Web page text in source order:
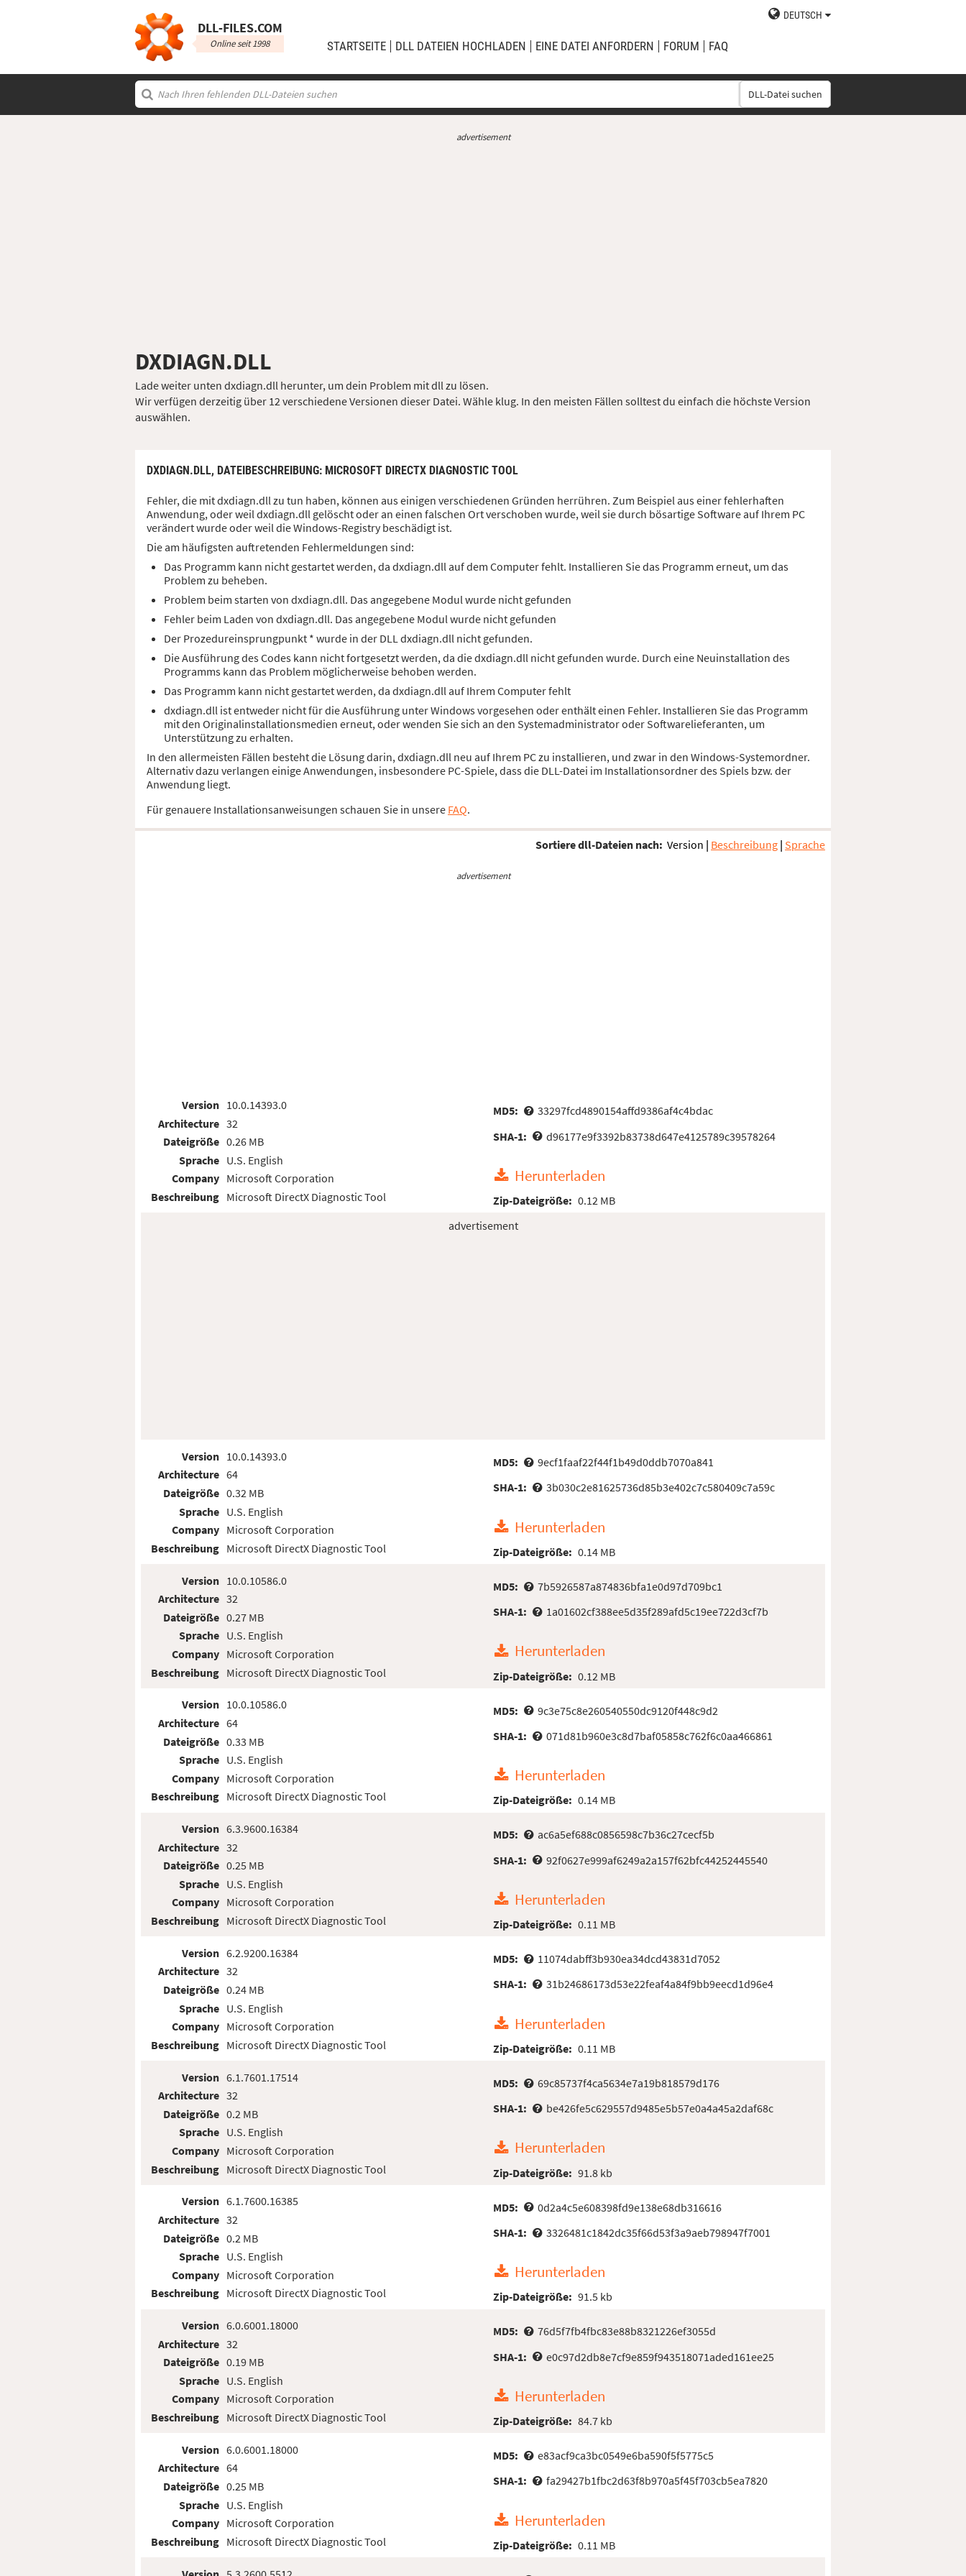
DLL‑FILES.COM
Online seit 1998
DEUTSCH
STARTSEITE DLL DATEIEN HOCHLADEN EINE DATEI ANFORDERN FORUM FAQ
DLL-Datei suchen
advertisement
DXDIAGN.DLL
Lade weiter unten dxdiagn.dll herunter, um dein Problem mit dll zu lösen.
Wir verfügen derzeitig über 12 verschiedene Versionen dieser Datei. Wähle klug. In den meisten Fällen solltest du einfach die höchste Version
auswählen.
DXDIAGN.DLL, DATEIBESCHREIBUNG: MICROSOFT DIRECTX DIAGNOSTIC TOOL
Fehler, die mit dxdiagn.dll zu tun haben, können aus einigen verschiedenen Gründen herrühren. Zum Beispiel aus einer fehlerhaften
Anwendung, oder weil dxdiagn.dll gelöscht oder an einen falschen Ort verschoben wurde, weil sie durch bösartige Software auf Ihrem PC
verändert wurde oder weil die Windows-Registry beschädigt ist.
Die am häufigsten auftretenden Fehlermeldungen sind:
Das Programm kann nicht gestartet werden, da dxdiagn.dll auf dem Computer fehlt. Installieren Sie das Programm erneut, um das
Problem zu beheben.
Problem beim starten von dxdiagn.dll. Das angegebene Modul wurde nicht gefunden
Fehler beim Laden von dxdiagn.dll. Das angegebene Modul wurde nicht gefunden
Der Prozedureinsprungpunkt * wurde in der DLL dxdiagn.dll nicht gefunden.
Die Ausführung des Codes kann nicht fortgesetzt werden, da die dxdiagn.dll nicht gefunden wurde. Durch eine Neuinstallation des
Programms kann das Problem möglicherweise behoben werden.
Das Programm kann nicht gestartet werden, da dxdiagn.dll auf Ihrem Computer fehlt
dxdiagn.dll ist entweder nicht für die Ausführung unter Windows vorgesehen oder enthält einen Fehler. Installieren Sie das Programm
mit den Originalinstallationsmedien erneut, oder wenden Sie sich an den Systemadministrator oder Softwarelieferanten, um
Unterstützung zu erhalten.
In den allermeisten Fällen besteht die Lösung darin, dxdiagn.dll neu auf Ihrem PC zu installieren, und zwar in den Windows-Systemordner.
Alternativ dazu verlangen einige Anwendungen, insbesondere PC-Spiele, dass die DLL-Datei im Installationsordner des Spiels bzw. der
Anwendung liegt.
Für genauere Installationsanweisungen schauen Sie in unsere FAQ.
Sortiere dll-Dateien nach: Version | Beschreibung | Sprache
advertisement
Version
Architecture
Dateigröße
Sprache
Company
Beschreibung
10.0.14393.0
32
0.26 MB
U.S. English
Microsoft Corporation
Microsoft DirectX Diagnostic Tool
MD5:
33297fcd4890154affd9386af4c4bdac
SHA-1:
d96177e9f3392b83738d647e4125789c39578264
Herunterladen
Zip-Dateigröße: 0.12 MB
advertisement
Version
Architecture
Dateigröße
Sprache
Company
Beschreibung
10.0.14393.0
64
0.32 MB
U.S. English
Microsoft Corporation
Microsoft DirectX Diagnostic Tool
MD5:
9ecf1faaf22f44f1b49d0ddb7070a841
SHA-1:
3b030c2e81625736d85b3e402c7c580409c7a59c
Herunterladen
Zip-Dateigröße: 0.14 MB
Version
Architecture
Dateigröße
Sprache
Company
Beschreibung
10.0.10586.0
32
0.27 MB
U.S. English
Microsoft Corporation
Microsoft DirectX Diagnostic Tool
MD5:
7b5926587a874836bfa1e0d97d709bc1
SHA-1:
1a01602cf388ee5d35f289afd5c19ee722d3cf7b
Herunterladen
Zip-Dateigröße: 0.12 MB
Version
Architecture
Dateigröße
Sprache
Company
Beschreibung
10.0.10586.0
64
0.33 MB
U.S. English
Microsoft Corporation
Microsoft DirectX Diagnostic Tool
MD5:
9c3e75c8e260540550dc9120f448c9d2
SHA-1:
071d81b960e3c8d7baf05858c762f6c0aa466861
Herunterladen
Zip-Dateigröße: 0.14 MB
Version
Architecture
Dateigröße
Sprache
Company
Beschreibung
6.3.9600.16384
32
0.25 MB
U.S. English
Microsoft Corporation
Microsoft DirectX Diagnostic Tool
MD5:
ac6a5ef688c0856598c7b36c27cecf5b
SHA-1:
92f0627e999af6249a2a157f62bfc44252445540
Herunterladen
Zip-Dateigröße: 0.11 MB
Version
Architecture
Dateigröße
Sprache
Company
Beschreibung
6.2.9200.16384
32
0.24 MB
U.S. English
Microsoft Corporation
Microsoft DirectX Diagnostic Tool
MD5:
11074dabff3b930ea34dcd43831d7052
SHA-1:
31b24686173d53e22feaf4a84f9bb9eecd1d96e4
Herunterladen
Zip-Dateigröße: 0.11 MB
Version
Architecture
Dateigröße
Sprache
Company
Beschreibung
6.1.7601.17514
32
0.2 MB
U.S. English
Microsoft Corporation
Microsoft DirectX Diagnostic Tool
MD5:
69c85737f4ca5634e7a19b818579d176
SHA-1:
be426fe5c629557d9485e5b57e0a4a45a2daf68c
Herunterladen
Zip-Dateigröße: 91.8 kb
Version
Architecture
Dateigröße
Sprache
Company
Beschreibung
6.1.7600.16385
32
0.2 MB
U.S. English
Microsoft Corporation
Microsoft DirectX Diagnostic Tool
MD5:
0d2a4c5e608398fd9e138e68db316616
SHA-1:
3326481c1842dc35f66d53f3a9aeb798947f7001
Herunterladen
Zip-Dateigröße: 91.5 kb
Version
Architecture
Dateigröße
Sprache
Company
Beschreibung
6.0.6001.18000
32
0.19 MB
U.S. English
Microsoft Corporation
Microsoft DirectX Diagnostic Tool
MD5:
76d5f7fb4fbc83e88b8321226ef3055d
SHA-1:
e0c97d2db8e7cf9e859f943518071aded161ee25
Herunterladen
Zip-Dateigröße: 84.7 kb
Version
Architecture
Dateigröße
Sprache
Company
Beschreibung
6.0.6001.18000
64
0.25 MB
U.S. English
Microsoft Corporation
Microsoft DirectX Diagnostic Tool
MD5:
e83acf9ca3bc0549e6ba590f5f5775c5
SHA-1:
fa29427b1fbc2d63f8b970a5f45f703cb5ea7820
Herunterladen
Zip-Dateigröße: 0.11 MB